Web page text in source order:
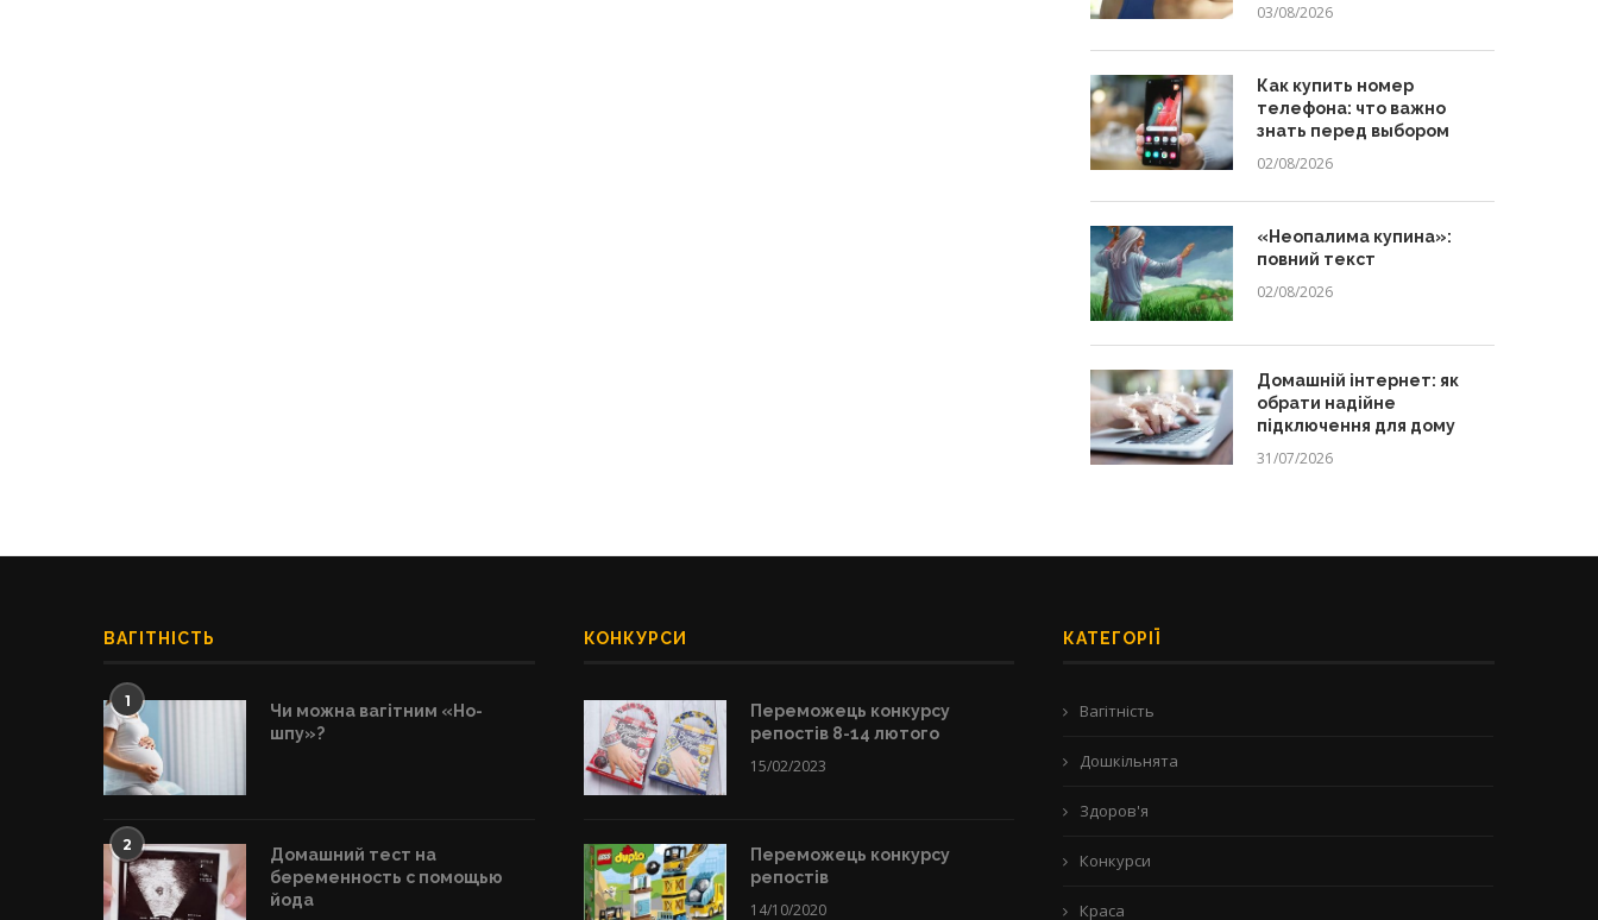
03/08/2026
Как купить номер
телефона: что важно
знать перед выбором
02/08/2026
«Неопалима купина»:
повний текст
02/08/2026
Домашній інтернет: як
обрати надійне
підключення для дому
31/07/2026
ВАГІТНІСТЬ
1
Чи можна вагітним «Но-
шпу»?
2
Домашний тест на
беременность с помощью
йода
КОНКУРСИ
Переможець конкурсу
репостів 8-14 лютого
15/02/2023
Переможець конкурсу
репостів
14/10/2020
КАТЕГОРІЇ
Вагітність
Дошкільнята
Здоров'я
Конкурси
Краса